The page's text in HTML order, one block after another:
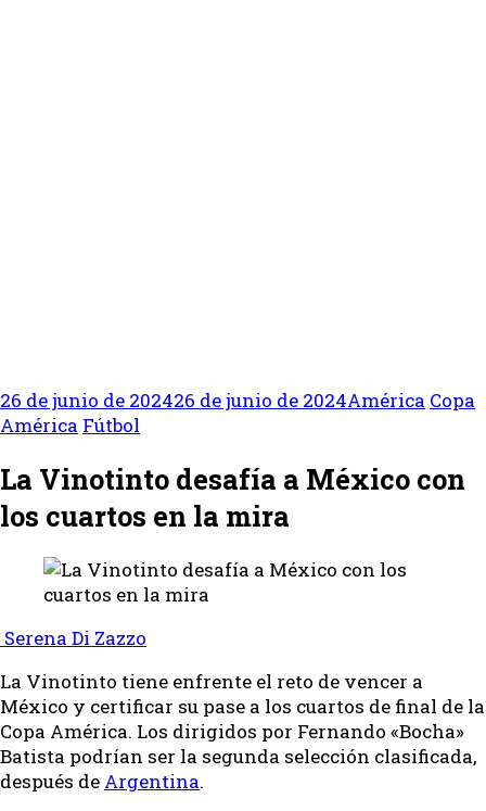
26 de junio de 202426 de junio de 2024América Copa
América Fútbol
La Vinotinto desafía a México con
los cuartos en la mira
Serena Di Zazzo
La Vinotinto tiene enfrente el reto de vencer a
México y certificar su pase a los cuartos de final de la
Copa América. Los dirigidos por Fernando «Bocha»
Batista podrían ser la segunda selección clasificada,
después de Argentina.